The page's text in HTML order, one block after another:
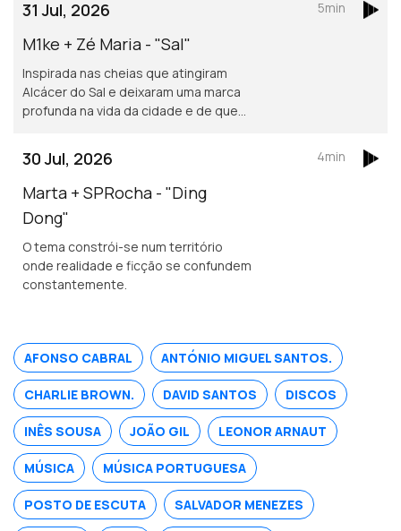
31 Jul, 2026
M1ke + Zé Maria - "Sal"
Inspirada nas cheias que atingiram
Alcácer do Sal e deixaram uma marca
profunda na vida da cidade e de quem
5min
30 Jul, 2026
Marta + SPRocha - "Ding
Dong"
O tema constrói-se num território
onde realidade e ficção se confundem
constantemente.
4min
AFONSO CABRAL ANTÓNIO MIGUEL SANTOS.
CHARLIE BROWN. DAVID SANTOS DISCOS
INÊS SOUSA JOÃO GIL LEONOR ARNAUT
MÚSICA MÚSICA PORTUGUESA
POSTO DE ESCUTA SALVADOR MENEZES